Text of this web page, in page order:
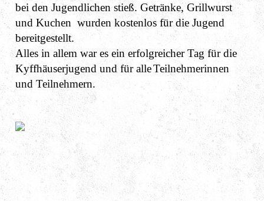
bei den Jugendlichen stieß. Getränke, Grillwurst
und Kuchen wurden kostenlos für die Jugend
bereitgestellt.
Alles in allem war es ein erfolgreicher Tag für die
Kyffhäuserjugend und für alleTeilnehmerinnen
und Teilnehmern.